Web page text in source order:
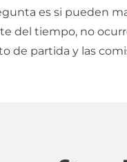
es si pueden
del tiempo, no
de partida y las